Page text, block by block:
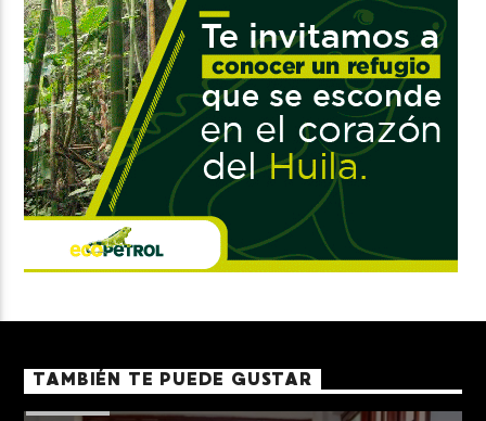
TAMBIÉN TE PUEDE GUSTAR